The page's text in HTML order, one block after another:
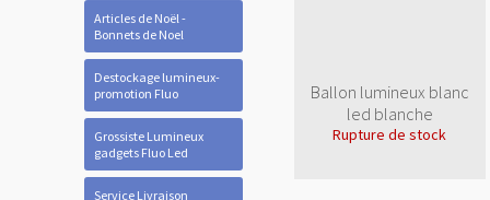
Articles de Noël -
Bonnets de Noel
Destockage lumineux-
promotion Fluo
Grossiste Lumineux
gadgets Fluo Led
Service Livraison
Ballon lumineux blanc
led blanche
Rupture de stock